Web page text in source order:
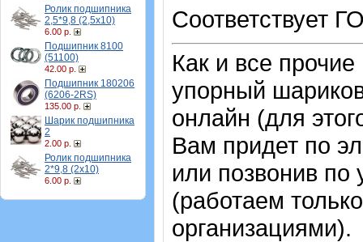
Ролик подшипника
2,5*9,8 (2,5х10)
6.00 р.
Подшипник 8100
(51100)
42.00 р.
Подшипник 180206
(6206-2RS)
135.00 р.
Шарик подшипника
2
2.00 р.
Ролик подшипника
2*9,8 (2х10)
6.00 р.
Соответствует
Как и все
упорный
онлайн (для
Вам придет по
или позвонив
(работаем
организациями).